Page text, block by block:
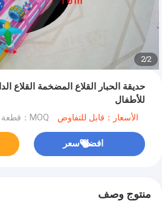
2
/
2
حديقة الحبار القلاع المضخمة القلاع
للأطفال
الأسعار：قابل للتفاوض MOQ：قطعة واحدة
افضل سعر
منتوج وصف